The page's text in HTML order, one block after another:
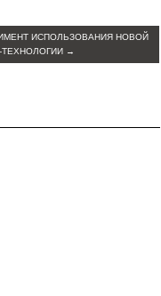
ИСПОЛЬЗОВАНИЯ НОВОЙ
ТЕХНОЛОГИИ →